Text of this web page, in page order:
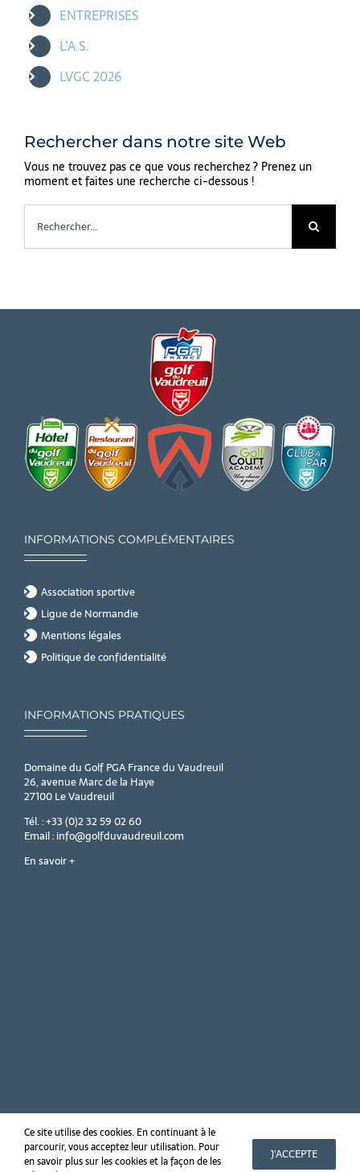
ENTREPRISES
L’A.S.
LVGC 2026
Rechercher dans notre site Web
Vous ne trouvez pas ce que vous recherchez ? Prenez un
moment et faites une recherche ci-dessous !
Rechercher:
INFORMATIONS COMPLÉMENTAIRES
Association sportive
Ligue de Normandie
Mentions légales
Politique de confidentialité
INFORMATIONS PRATIQUES
Domaine du Golf PGA France du Vaudreuil
26, avenue Marc de la Haye
27100 Le Vaudreuil
Tél. : +33 (0)2 32 59 02 60
Email : info@golfduvaudreuil.com
En savoir +
Copyright 2019 Golf PGA France du Vaudreuil
Ce site utilise des cookies. En continuant à le
parcourir, vous acceptez leur utilisation. Pour
en savoir plus sur les cookies et la façon de les
J'ACCEPTE